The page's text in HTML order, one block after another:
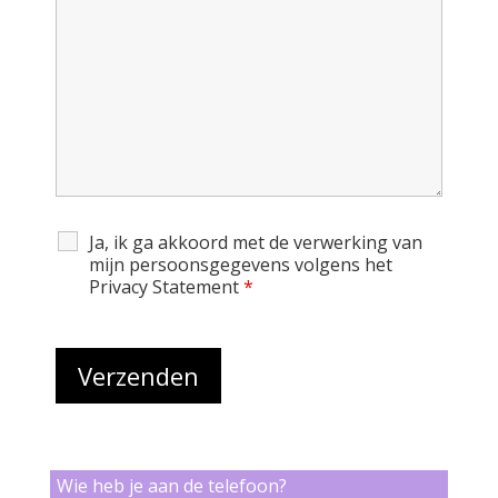
Ja, ik ga akkoord met de verwerking van
mijn persoonsgegevens volgens het
Privacy Statement*
Wie heb je aan de telefoon?